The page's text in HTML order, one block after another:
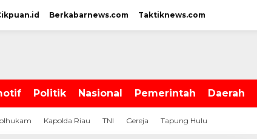
Berkabarnews.com Taktiknews.com
Politik Nasional Pemerintah Daerah
Kapolda Riau TNI Gereja Tapung Hulu